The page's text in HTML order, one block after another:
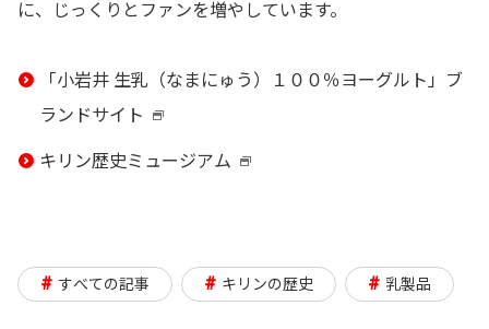
に、じっくりとファンを増やしています。
「小岩井 生乳（なまにゅう）１００％ヨーグルト」ブ
ランドサイト
新
し
イ
ン
キリン歴史ミュージアム
新
ウ
# すべての記事 # キリンの歴史 # 乳製品